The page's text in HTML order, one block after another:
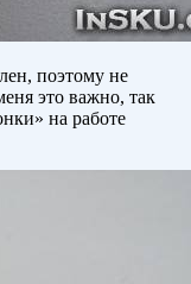
поэтому не
это важно, так
на работе